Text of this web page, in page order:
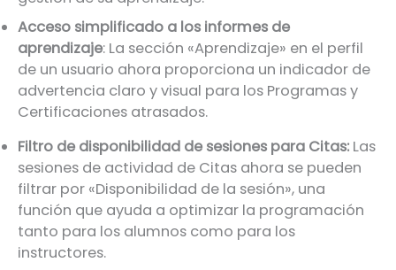
Acceso simplificado a los informes de
aprendizaje: La sección «Aprendizaje» en el perfil
de un usuario ahora proporciona un indicador de
advertencia claro y visual para los Programas y
Certificaciones atrasados.
Filtro de disponibilidad de sesiones para Citas: Las
sesiones de actividad de Citas ahora se pueden
filtrar por «Disponibilidad de la sesión», una
función que ayuda a optimizar la programación
tanto para los alumnos como para los
instructores.